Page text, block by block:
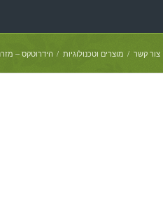
צור קשר / מוצרים וטכנולוגיות / הידרוטקס –